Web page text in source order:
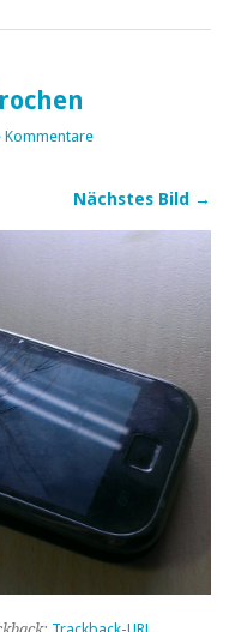
Kommentare
Nächstes Bild →